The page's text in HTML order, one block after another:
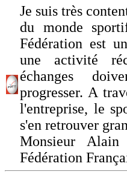
Je suis très
du monde
Fédération est
une activité
échanges
progresser. A
l'entreprise, le
s'en retrouver
Monsieur
Fédération